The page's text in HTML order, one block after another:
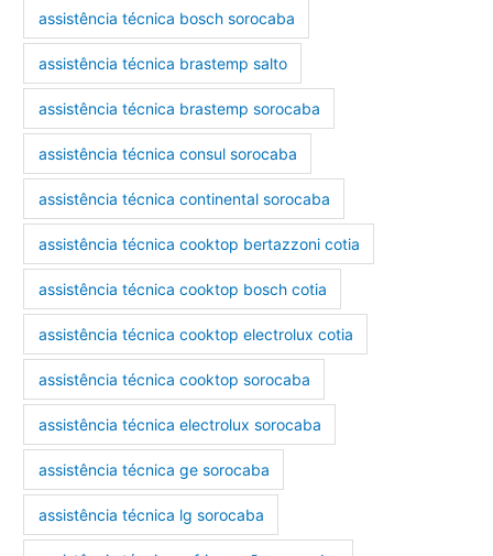
assistência técnica bosch sorocaba
assistência técnica brastemp salto
assistência técnica brastemp sorocaba
assistência técnica consul sorocaba
assistência técnica continental sorocaba
assistência técnica cooktop bertazzoni cotia
assistência técnica cooktop bosch cotia
assistência técnica cooktop electrolux cotia
assistência técnica cooktop sorocaba
assistência técnica electrolux sorocaba
assistência técnica ge sorocaba
assistência técnica lg sorocaba